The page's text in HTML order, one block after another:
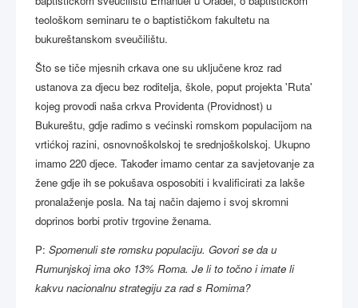
teološkom seminaru te o baptističkom fakultetu na
bukureštanskom sveučilištu.
Što se tiče mjesnih crkava one su uključene kroz rad
ustanova za djecu bez roditelja, škole, poput projekta 'Ruta'
kojeg provodi naša crkva Providenta (Providnost) u
Bukureštu, gdje radimo s većinski romskom populacijom na
vrtićkoj razini, osnovnoškolskoj te srednjoškolskoj. Ukupno
imamo 220 djece. Također imamo centar za savjetovanje za
žene gdje ih se pokušava osposobiti i kvalificirati za lakše
pronalaženje posla. Na taj način dajemo i svoj skromni
doprinos borbi protiv trgovine ženama.
P: Spomenuli ste romsku populaciju. Govori se da u
Rumunjskoj ima oko 13% Roma. Je li to točno i imate li
kakvu nacionalnu strategiju za rad s Romima?